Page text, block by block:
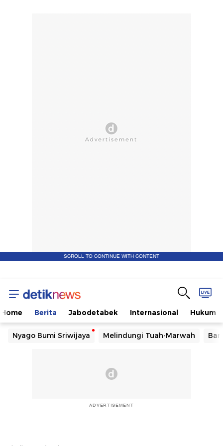
SCROLL TO CONTINUE WITH CONTENT
Home Berita Jabodetabek Internasional Hukum
Nyago Bumi Sriwijaya Melindungi Tuah-Marwah
ADVERTISEMENT